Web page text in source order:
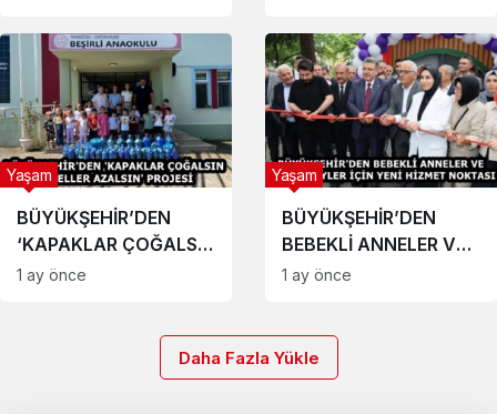
SÜRECİNE HAZIR HALE
GELDİ
BÜYÜKŞEHİR’DEN
‘KAPAKLAR ÇOĞALSIN
ENGELLER AZALSIN’
Yaşam
1 ay önce
BÜYÜKŞEHİR’DEN
BEBEKLİ ANNELER VE
ÖZEL BİREYLER İÇİN
Yaşam
1 ay önce
Daha Fazla Yükle